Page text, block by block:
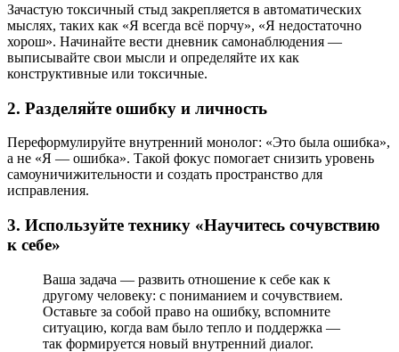
Зачастую токсичный стыд закрепляется в автоматических
мыслях, таких как «Я всегда всё порчу», «Я недостаточно
хорош». Начинайте вести дневник самонаблюдения —
выписывайте свои мысли и определяйте их как
конструктивные или токсичные.
2. Разделяйте ошибку и личность
Переформулируйте внутренний монолог: «Это была ошибка»,
а не «Я — ошибка». Такой фокус помогает снизить уровень
самоуничижительности и создать пространство для
исправления.
3. Используйте технику «Научитесь сочувствию
к себе»
Ваша задача — развить отношение к себе как к
другому человеку: с пониманием и сочувствием.
Оставьте за собой право на ошибку, вспомните
ситуацию, когда вам было тепло и поддержка —
так формируется новый внутренний диалог.